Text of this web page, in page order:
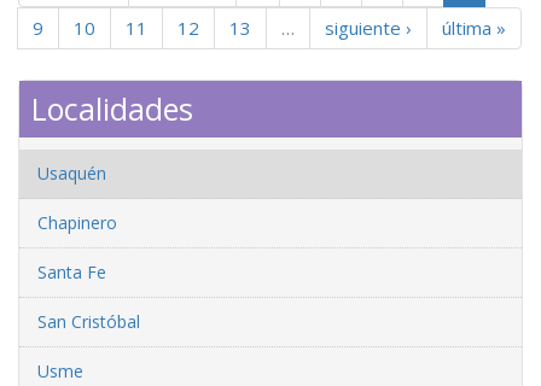
9
10 11 12 13 … siguiente › última »
Localidades
Usaquén
Chapinero
Santa Fe
San Cristóbal
Usme